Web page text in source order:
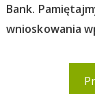
Bank.
wnioskowania